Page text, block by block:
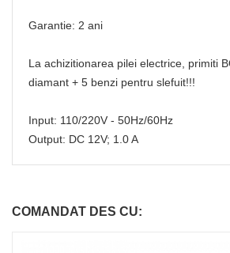
Garantie: 2 ani
La achizitionarea pilei electrice, primiti
diamant + 5 benzi pentru slefuit!!!
Input: 110/220V - 50Hz/60Hz
Output: DC 12V; 1.0 A
COMANDAT DES CU: